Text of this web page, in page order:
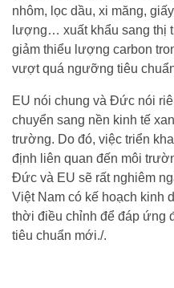
nhôm, lọc dầu, xi măng,
lượng… xuất khẩu sang thị
giảm thiểu lượng carbon
vượt quá ngưỡng tiêu
EU nói chung và Đức nói
chuyển sang nền kinh tế
trường. Do đó, việc triển
định liên quan đến môi
Đức và EU sẽ rất nghiêm
Việt Nam có kế hoạch kinh
thời điều chỉnh để đáp ứng
tiêu chuẩn mới./.